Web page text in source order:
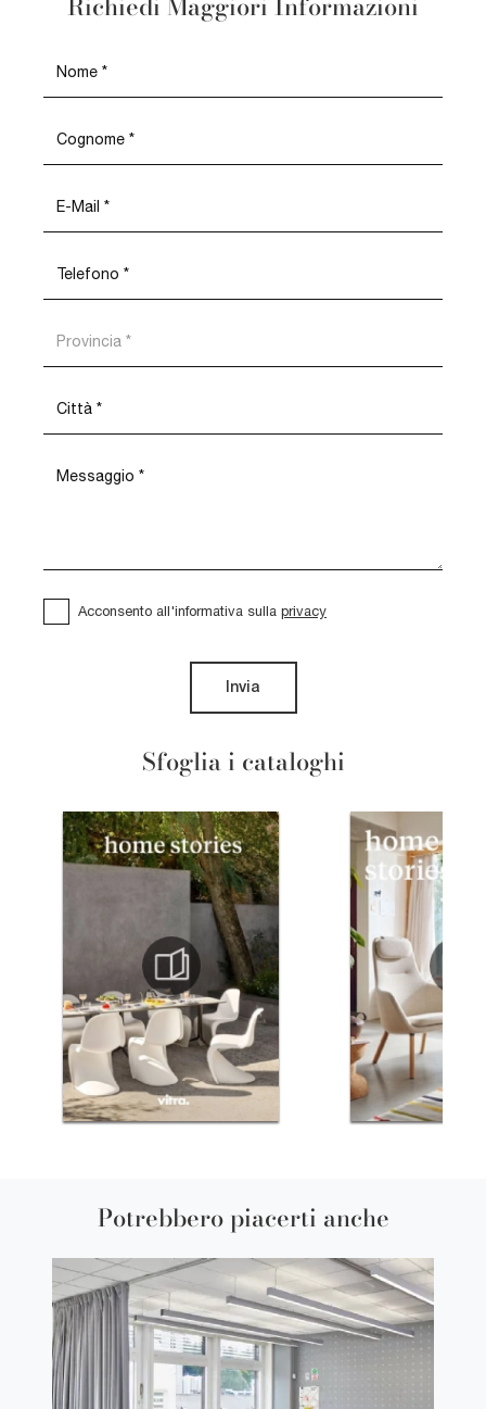
Sfoglia i cataloghi
Acconsento all'informativa sulla privacy
Invia
Potrebbero piacerti anche